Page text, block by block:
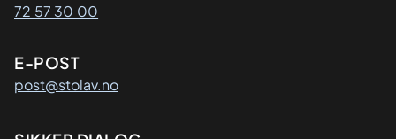
72 57 30 00
E-POST
post@stolav.no